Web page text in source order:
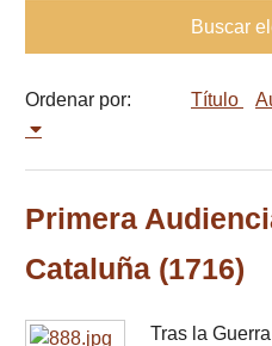
Buscar
Ordenar por: Título
Primera
Cataluña (1716)
Tras la